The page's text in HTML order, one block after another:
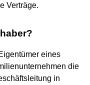
Verträge.
eines
die
in